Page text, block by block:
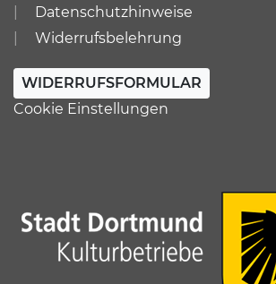
Datenschutzhinweise
Widerrufsbelehrung
WIDERRUFSFORMULAR
Cookie Einstellungen